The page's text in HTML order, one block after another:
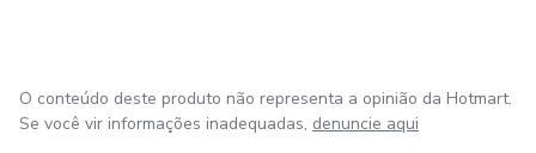
O conteúdo deste produto não representa a opinião da Hotmart.
Se você vir informações inadequadas, denuncie aqui